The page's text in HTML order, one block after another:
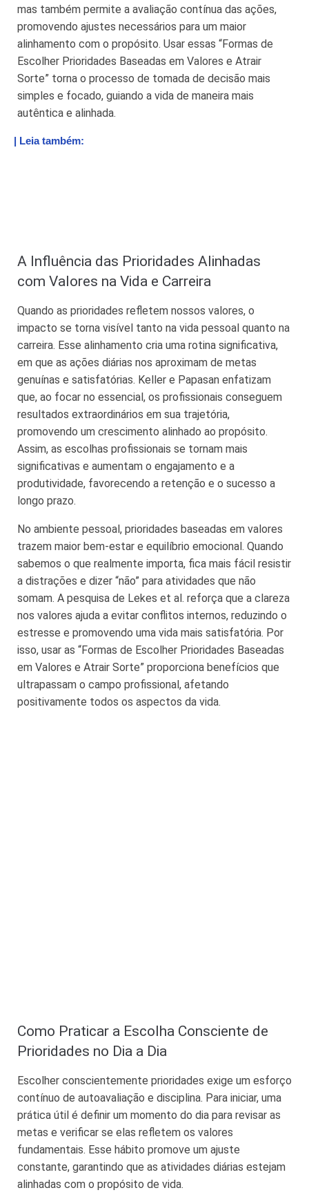
mas também permite a avaliação contínua das ações,
promovendo ajustes necessários para um maior
alinhamento com o propósito. Usar essas “Formas de
Escolher Prioridades Baseadas em Valores e Atrair
Sorte” torna o processo de tomada de decisão mais
simples e focado, guiando a vida de maneira mais
autêntica e alinhada.
| Leia também:
A Influência das Prioridades Alinhadas
com Valores na Vida e Carreira
Quando as prioridades refletem nossos valores, o
impacto se torna visível tanto na vida pessoal quanto na
carreira. Esse alinhamento cria uma rotina significativa,
em que as ações diárias nos aproximam de metas
genuínas e satisfatórias. Keller e Papasan enfatizam
que, ao focar no essencial, os profissionais conseguem
resultados extraordinários em sua trajetória,
promovendo um crescimento alinhado ao propósito.
Assim, as escolhas profissionais se tornam mais
significativas e aumentam o engajamento e a
produtividade, favorecendo a retenção e o sucesso a
longo prazo.
No ambiente pessoal, prioridades baseadas em valores
trazem maior bem-estar e equilíbrio emocional. Quando
sabemos o que realmente importa, fica mais fácil resistir
a distrações e dizer “não” para atividades que não
somam. A pesquisa de Lekes et al. reforça que a clareza
nos valores ajuda a evitar conflitos internos, reduzindo o
estresse e promovendo uma vida mais satisfatória. Por
isso, usar as “Formas de Escolher Prioridades Baseadas
em Valores e Atrair Sorte” proporciona benefícios que
ultrapassam o campo profissional, afetando
positivamente todos os aspectos da vida.
Como Praticar a Escolha Consciente de
Prioridades no Dia a Dia
Escolher conscientemente prioridades exige um esforço
contínuo de autoavaliação e disciplina. Para iniciar, uma
prática útil é definir um momento do dia para revisar as
metas e verificar se elas refletem os valores
fundamentais. Esse hábito promove um ajuste
constante, garantindo que as atividades diárias estejam
alinhadas com o propósito de vida.